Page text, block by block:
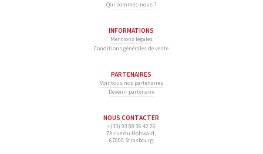
Qui sommes-nous ?
INFORMATIONS
Mentions légales
Conditions générales de vente
PARTENAIRES
Voir tous nos partenaires
Devenir partenaire
NOUS CONTACTER
+(33) 03 88 36 42 26
7A rue du Hohwald,
67000 Strasbourg